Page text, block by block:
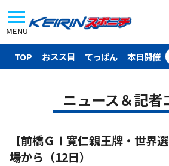
MENU
TOP おスス目 てっぱん 本日開催
ニュース＆記者
【前橋ＧⅠ寛仁親王牌・世界
場から（12日）